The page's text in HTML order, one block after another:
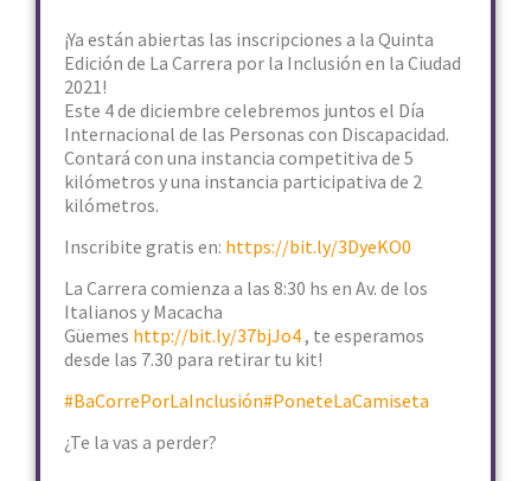
¡Ya están abiertas las inscripciones a la Quinta
Edición de La Carrera por la Inclusión en la Ciudad
2021!
Este 4 de diciembre celebremos juntos el Día
Internacional de las Personas con Discapacidad.
Contará con una instancia competitiva de 5
kilómetros y una instancia participativa de 2
kilómetros.
Inscribite gratis en: https://bit.ly/3DyeKO0
La Carrera comienza a las 8:30 hs en Av. de los
Italianos y Macacha
Güemes http://bit.ly/37bjJo4, te esperamos
desde las 7.30 para retirar tu kit!
#BaCorrePorLaInclusión#PoneteLaCamiseta
¿Te la vas a perder?